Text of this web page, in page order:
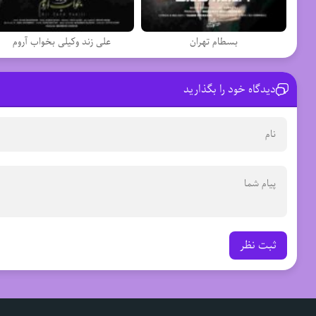
بسطام تهران علی زند وکیلی بخواب آروم
دیدگاه خود را بگذارید
ثبت نظر